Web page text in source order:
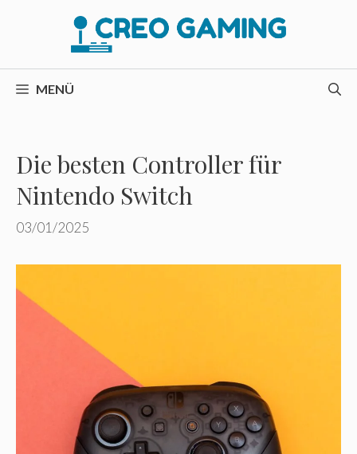
MENÜ
Die besten Controller für
Nintendo Switch
03/01/2025